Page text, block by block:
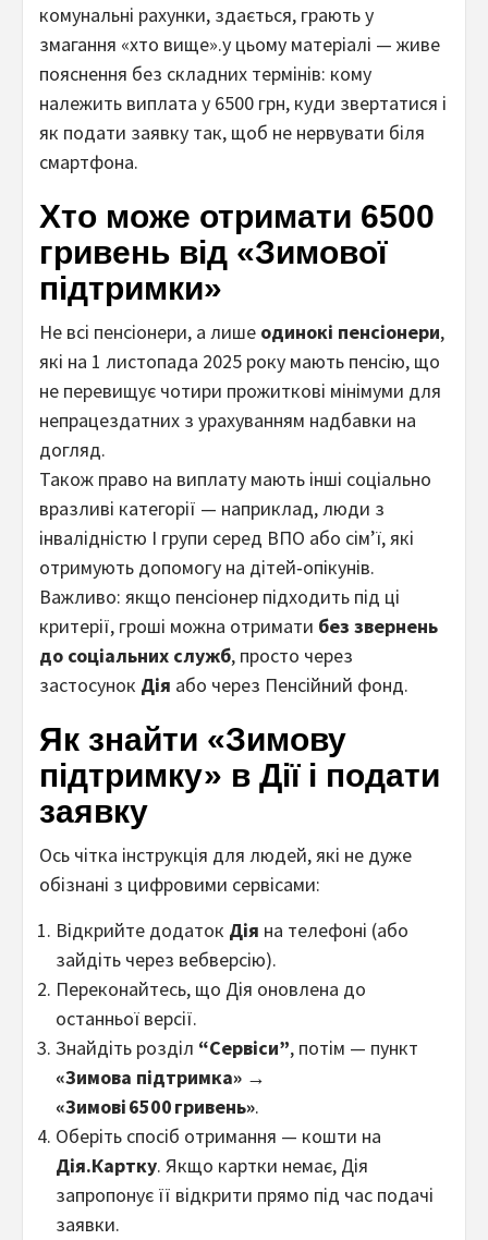
комунальні рахунки, здається, грають у
змагання «хто вище».у цьому матеріалі — живе
пояснення без складних термінів: кому
належить виплата у 6500 грн, куди звертатися і
як подати заявку так, щоб не нервувати біля
смартфона.
Хто може отримати 6500
гривень від «Зимової
підтримки»
Не всі пенсіонери, а лише одинокі пенсіонери,
які на 1 листопада 2025 року мають пенсію, що
не перевищує чотири прожиткові мінімуми для
непрацездатних з урахуванням надбавки на
догляд.
Також право на виплату мають інші соціально
вразливі категорії — наприклад, люди з
інвалідністю I групи серед ВПО або сім’ї, які
отримують допомогу на дітей‑опікунів.
Важливо: якщо пенсіонер підходить під ці
критерії, гроші можна отримати без звернень
до соціальних служб, просто через
застосунок Дія або через Пенсійний фонд.
Як знайти «Зимову
підтримку» в Дії і подати
заявку
Ось чітка інструкція для людей, які не дуже
обізнані з цифровими сервісами:
Відкрийте додаток Дія на телефоні (або
зайдіть через вебверсію).
Переконайтесь, що Дія оновлена до
останньої версії.
Знайдіть розділ “Сервіси”, потім — пункт
«Зимова підтримка» →
«Зимові 6500 гривень».
Оберіть спосіб отримання — кошти на
Дія.Картку. Якщо картки немає, Дія
запропонує її відкрити прямо під час подачі
заявки.